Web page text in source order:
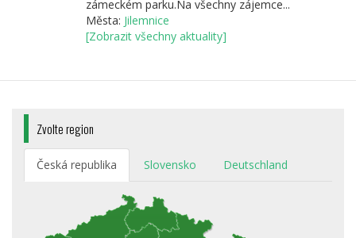
zámeckém parku.Na všechny zájemce...
Města: Jilemnice
[Zobrazit všechny aktuality]
Zvolte region
Česká republika Slovensko Deutschland